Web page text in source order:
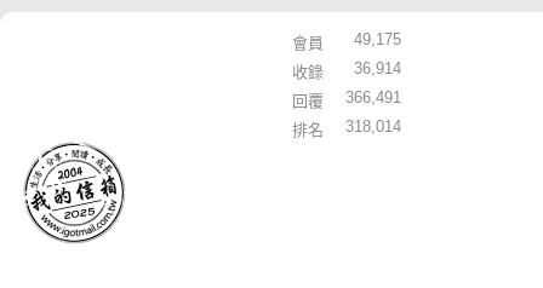
會員
49,175
收錄
36,914
回覆
366,491
排名
318,014